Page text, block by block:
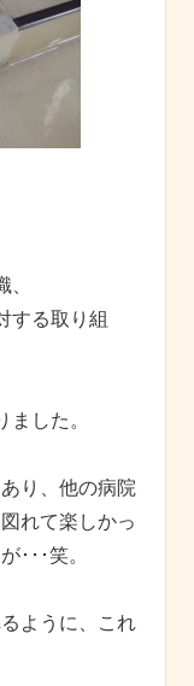
する取り組
した。
り、他の病院
れて楽しかっ
･･･笑。
ように、これ